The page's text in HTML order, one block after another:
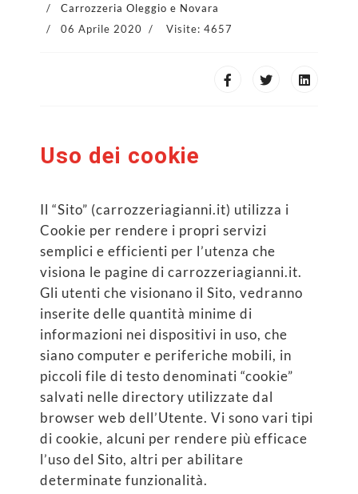
Carrozzeria Oleggio e Novara
06 Aprile 2020
Visite: 4657
Uso dei cookie
Il “Sito” (carrozzeriagianni.it) utilizza i
Cookie per rendere i propri servizi
semplici e efficienti per l’utenza che
visiona le pagine di carrozzeriagianni.it.
Gli utenti che visionano il Sito, vedranno
inserite delle quantità minime di
informazioni nei dispositivi in uso, che
siano computer e periferiche mobili, in
piccoli file di testo denominati “cookie”
salvati nelle directory utilizzate dal
browser web dell’Utente. Vi sono vari tipi
di cookie, alcuni per rendere più efficace
l’uso del Sito, altri per abilitare
determinate funzionalità.